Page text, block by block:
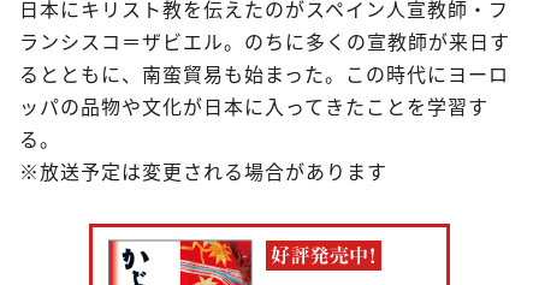
日本にキリスト教を伝えたのがスペイン人宣教師・フ
ランシスコ＝ザビエル。のちに多くの宣教師が来日す
るとともに、南蛮貿易も始まった。この時代にヨーロ
ッパの品物や文化が日本に入ってきたことを学習す
る。
※放送予定は変更される場合があります